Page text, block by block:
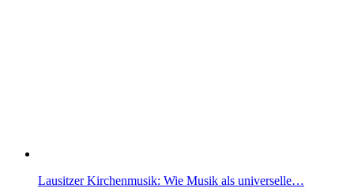
Lausitzer Kirchenmusik: Wie Musik als universelle…